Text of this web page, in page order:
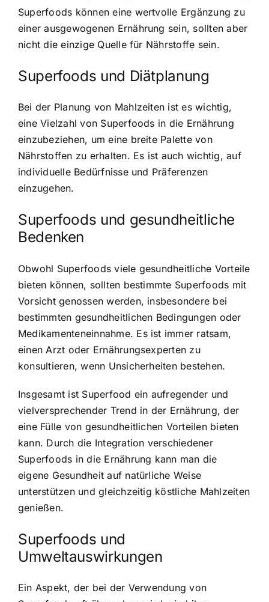
Superfoods können eine wertvolle Ergänzung zu
einer ausgewogenen Ernährung sein, sollten aber
nicht die einzige Quelle für Nährstoffe sein.
Superfoods und Diätplanung
Bei der Planung von Mahlzeiten ist es wichtig,
eine Vielzahl von Superfoods in die Ernährung
einzubeziehen, um eine breite Palette von
Nährstoffen zu erhalten. Es ist auch wichtig, auf
individuelle Bedürfnisse und Präferenzen
einzugehen.
Superfoods und gesundheitliche
Bedenken
Obwohl Superfoods viele gesundheitliche Vorteile
bieten können, sollten bestimmte Superfoods mit
Vorsicht genossen werden, insbesondere bei
bestimmten gesundheitlichen Bedingungen oder
Medikamenteneinnahme. Es ist immer ratsam,
einen Arzt oder Ernährungsexperten zu
konsultieren, wenn Unsicherheiten bestehen.
Insgesamt ist Superfood ein aufregender und
vielversprechender Trend in der Ernährung, der
eine Fülle von gesundheitlichen Vorteilen bieten
kann. Durch die Integration verschiedener
Superfoods in die Ernährung kann man die
eigene Gesundheit auf natürliche Weise
unterstützen und gleichzeitig köstliche Mahlzeiten
genießen.
Superfoods und
Umweltauswirkungen
Ein Aspekt, der bei der Verwendung von